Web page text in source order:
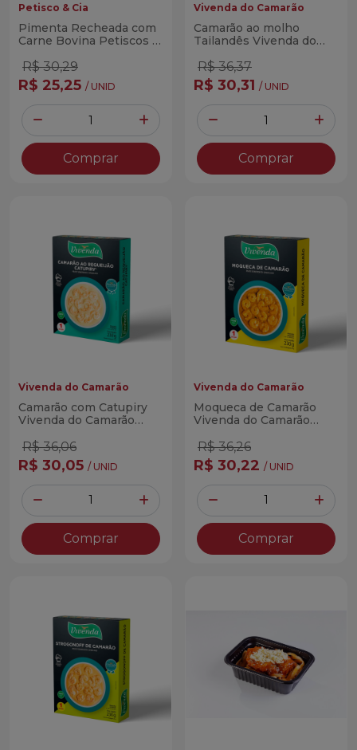
Petisco & Cia
Pimenta Recheada com
Carne Bovina Petiscos &
R$ 30,29
R$ 25,25 / UNID
Diminuir Quantidade
Quantidade
Adicionar Quantidade
Comprar
Vivenda do Camarão
Camarão ao molho
Tailandês Vivenda do
R$ 36,37
R$ 30,31 / UNID
Diminuir Quantidade
Quantidade
Comprar
Vivenda do Camarão
Camarão com Catupiry
Vivenda do Camarão
R$ 36,06
R$ 30,05 / UNID
Diminuir Quantidade
Quantidade
Adicionar Quantidade
Comprar
Vivenda do Camarão
Moqueca de Camarão
Vivenda do Camarão
R$ 36,26
R$ 30,22 / UNID
Diminuir Quantidade
Quantidade
Comprar